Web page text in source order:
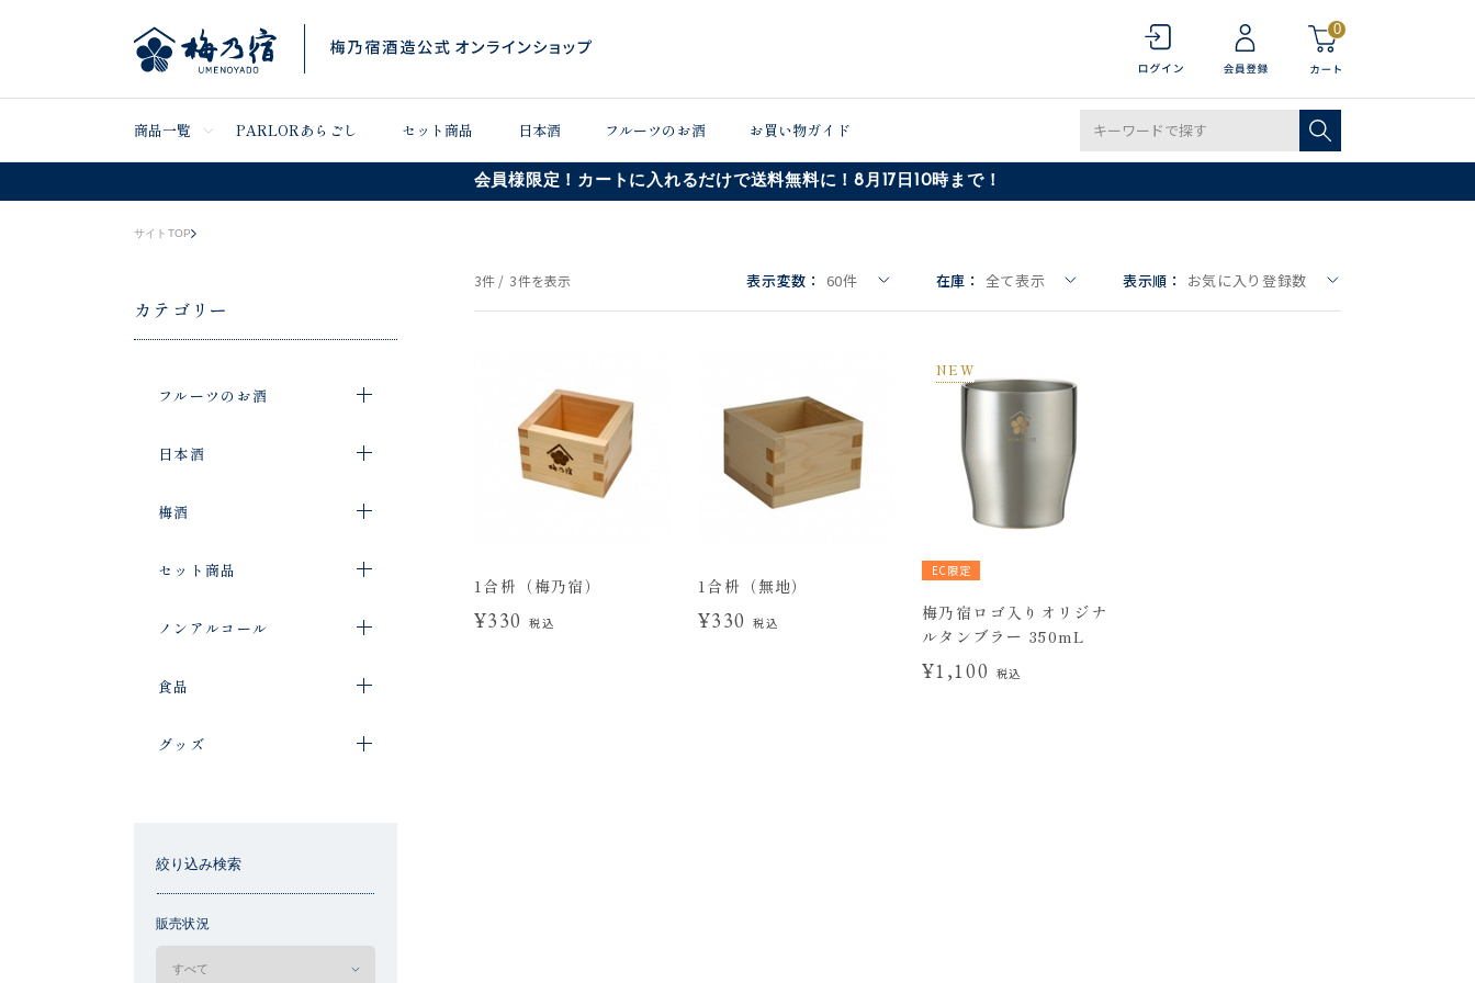
0
商品一覧 PARLORあらごし セット商品 日本酒 フルーツのお酒 お買い物ガイド
会員様限定！カートに入れるだけで送料無料に！8月17日10時まで！
サイトTOP
カテゴリー
フルーツのお酒
日本酒
梅酒
セット商品
ノンアルコール
食品
グッズ
絞り込み検索
販売状況
3件 / 3件を表示 表示変数： 60件 在庫： 全て表示 表示順： お気に入り登録数
1合枡（梅乃宿）
¥330 税込
1合枡（無地）
¥330 税込
NEW
EC限定
梅乃宿ロゴ入りオリジナ
ルタンブラー 350mL
¥1,100 税込